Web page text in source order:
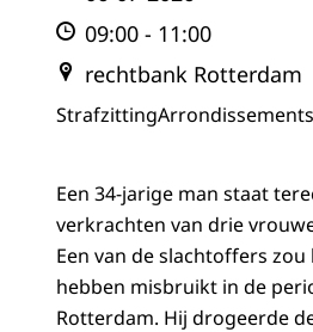
09:00 - 11:00
rechtbank Rotterdam
Strafzitting
Een 34-jarige man staat
verkrachten van drie
Een van de slachtoffers
hebben misbruikt in de
Rotterdam. Hij drogeerde